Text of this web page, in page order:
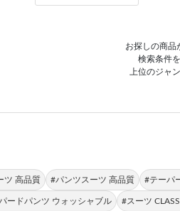
お探しの商品
検索条件
上位のジャ
ツ 高品質 #パンツスーツ 高品質 #テーパ
ードパンツ ウォッシャブル #スーツ